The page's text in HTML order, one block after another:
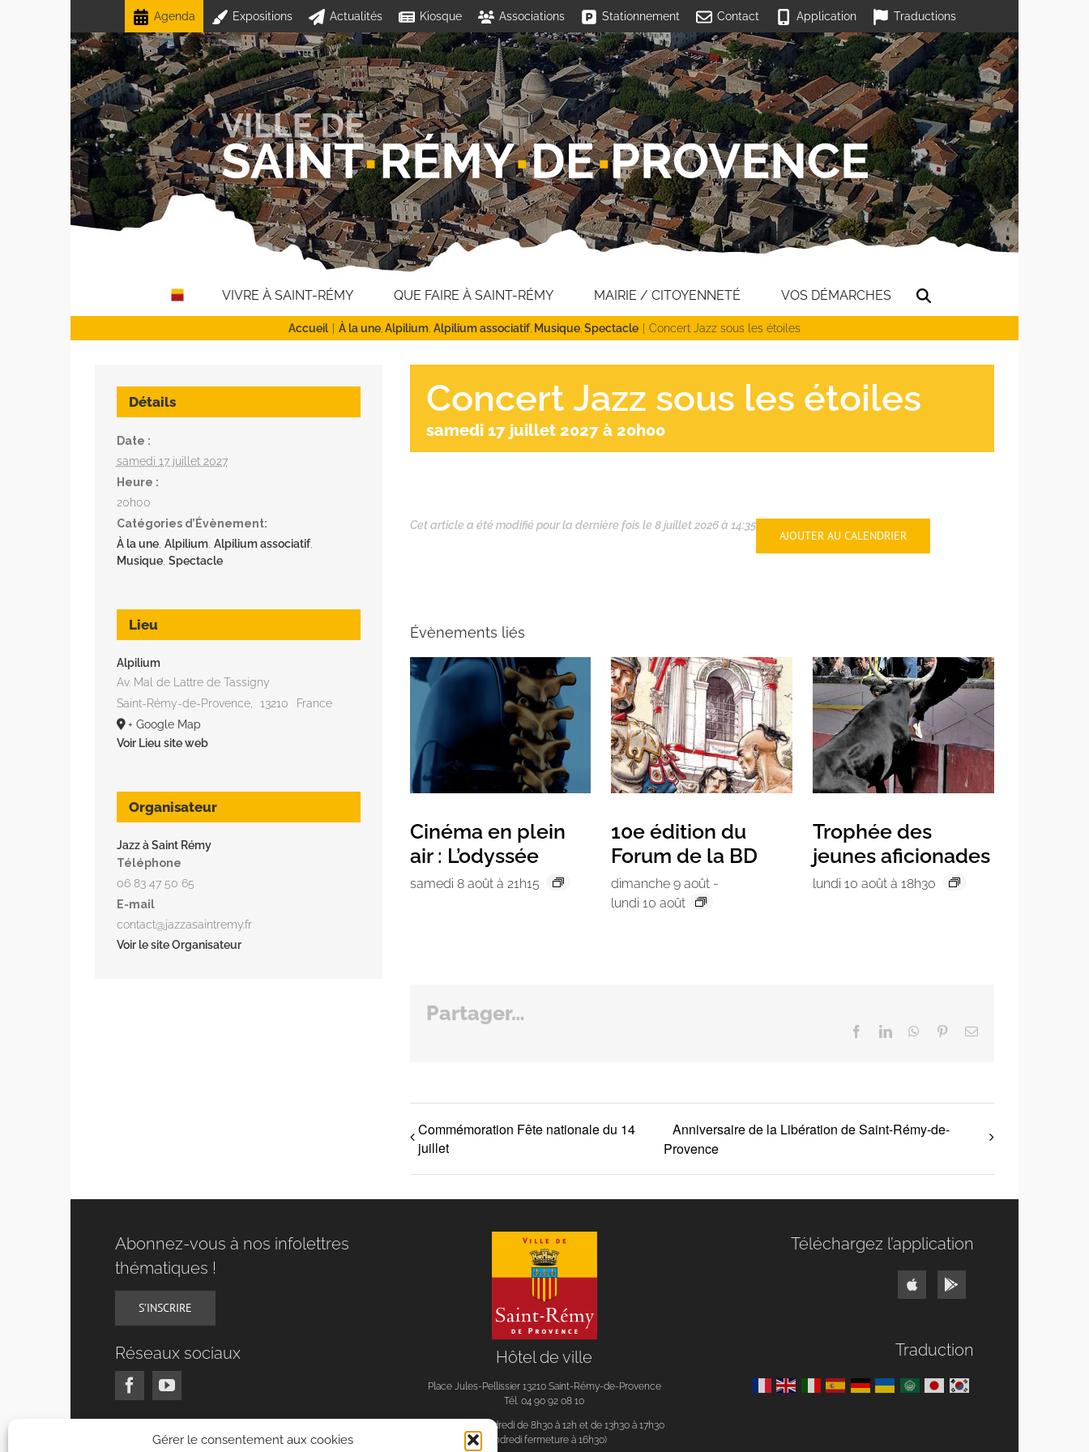
Gérer le consentement aux cookies
Agenda Expositions Actualités Kiosque Associations Stationnement Contact Application Traductions
VIVRE À SAINT-RÉMY QUE FAIRE À SAINT-RÉMY MAIRIE / CITOYENNETÉ VOS DÉMARCHES
Accueil À la une Alpilium Alpilium associatif Musique Spectacle Concert Jazz sous les étoiles
Concert Jazz sous les étoiles
samedi 17 juillet 2027 à 20h00
Cet article a été modifié pour la dernière fois le 8 juillet 2026 à 14:35
AJOUTER AU CALENDRIER
Évènements liés
Cinéma en plein
air : L’odyssée
samedi 8 août à 21h15
10e édition du
Forum de la BD
dimanche 9 août -
lundi 10 août
Trophée des
jeunes aficionades
lundi 10 août à 18h30
Partager…
FacebookLinkedInWhatsApp
PinterestEmail
Commémoration Fête nationale du 14
juillet
Anniversaire de la Libération de Saint-Rémy-de-
Provence
Détails
Date :
samedi 17 juillet 2027
Heure :
20h00
Catégories d’Évènement:
À la une, Alpilium, Alpilium associatif,
Musique, Spectacle
Lieu
Alpilium
Av. Mal de Lattre de Tassigny
Saint-Rémy-de-Provence, 13210
France
+ Google Map
Voir Lieu site web
Organisateur
Jazz à Saint Rémy
Téléphone
06 83 47 50 65
E-mail
contact@jazzasaintremy.fr
Voir le site Organisateur
Abonnez-vous à nos infolettres
thématiques !
S’INSCRIRE
Réseaux sociaux Hôtel de ville
Place Jules-Pellissier 13210 Saint-Rémy-de-Provence
Tél. 04 90 92 08 10
Du lundi au vendredi de 8h30 à 12h et de 13h30 à 17h30
(vendredi fermeture à 16h30)
Téléchargez l’application
Traduction